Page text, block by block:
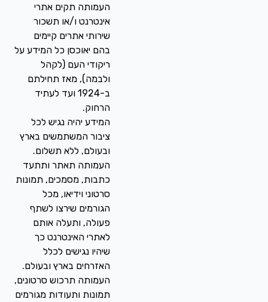
העמותה תקים אתרי
אינטרנט ו/או תשכור
שירותי אתרים קיימים
בהם יאוכסן כל המידע על
ריקודי העם (לקהל
ולבמה), מאז תחילתם
ב-1924 ועד לעתיד
הרחוק.
המידע יהיה נגיש לכל
ציבור המשתמשים בארץ
ובעולם, ללא תשלום.
העמותה תאתר ותתעד
כתבות, מסמכים, תמונות
סרטוני וידיאו, מכל
הגורמים שירצו לשתף
פעולה, ותעלה אותם
לאתרי האינטרנט כך
שיהיו נגישים לכלל
האזרחים בארץ ובעולם.
העמותה תרכוש סרטונים,
תמונות ותעודות מגורמים